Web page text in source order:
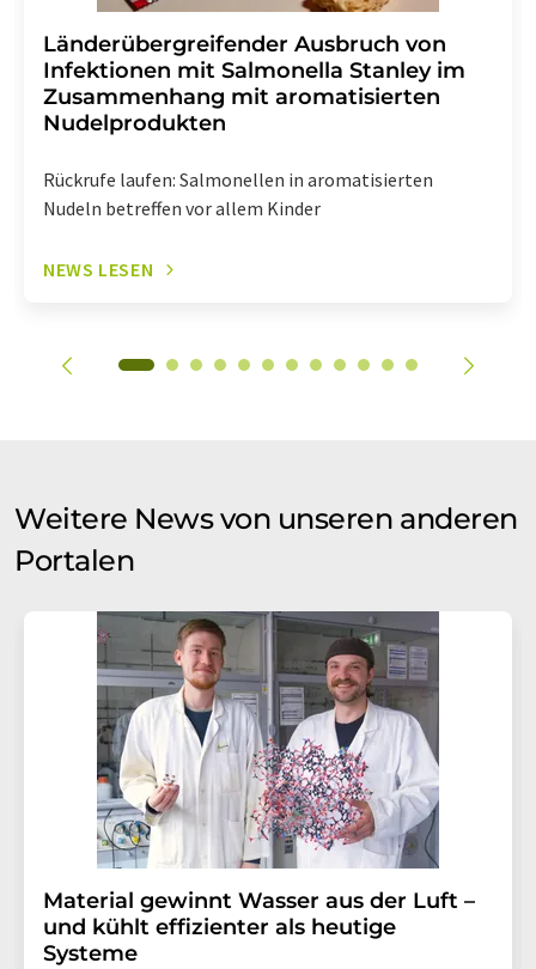
Länderübergreifender Ausbruch von
Infektionen mit Salmonella Stanley im
Zusammenhang mit aromatisierten
Nudelprodukten
Rückrufe laufen: Salmonellen in aromatisierten
Nudeln betreffen vor allem Kinder
NEWS LESEN
Weitere News von unseren anderen
Portalen
Material gewinnt Wasser aus der Luft –
und kühlt effizienter als heutige
Systeme